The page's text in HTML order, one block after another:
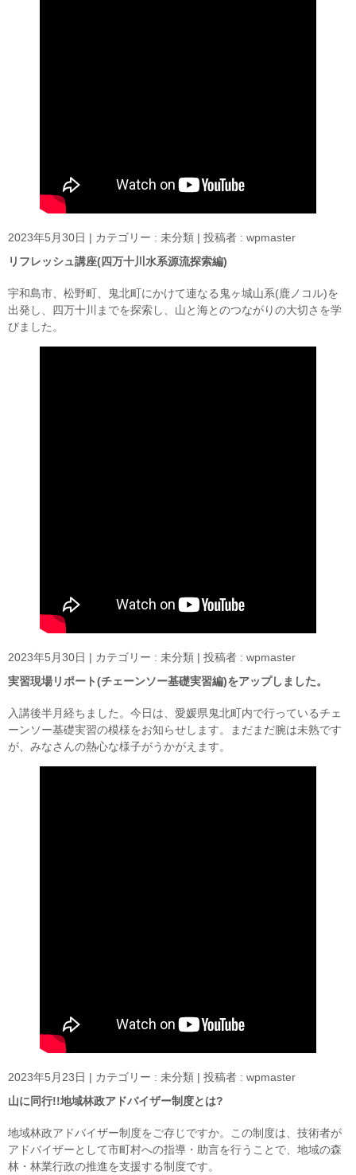
2023年5月30日 | カテゴリー : 未分類 | 投稿者 : wpmaster
リフレッシュ講座(四万十川水系源流探索編)
宇和島市、松野町、鬼北町にかけて連なる鬼ヶ城山系(鹿ノコル)を
出発し、四万十川までを探索し、山と海とのつながりの大切さを学
びました。
2023年5月30日 | カテゴリー : 未分類 | 投稿者 : wpmaster
実習現場リポート(チェーンソー基礎実習編)をアップしました。
入講後半月経ちました。今日は、愛媛県鬼北町内で行っているチェ
ーンソー基礎実習の模様をお知らせします。まだまだ腕は未熟です
が、みなさんの熱心な様子がうかがえます。
2023年5月23日 | カテゴリー : 未分類 | 投稿者 : wpmaster
山に同行!!地域林政アドバイザー制度とは?
地域林政アドバイザー制度をご存じですか。この制度は、技術者が
アドバイザーとして市町村への指導・助言を行うことで、地域の森
林・林業行政の推進を支援する制度です。